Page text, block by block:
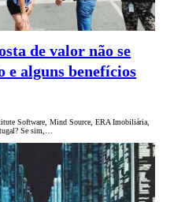
de valor não se
e alguns benefícios
Software, Mind Source, ERA Imobiliária,
Se sim,…